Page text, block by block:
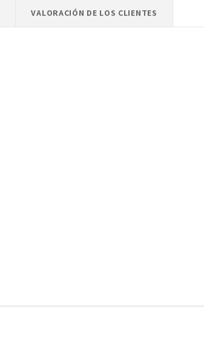
VALORACIÓN DE LOS CLIENTES